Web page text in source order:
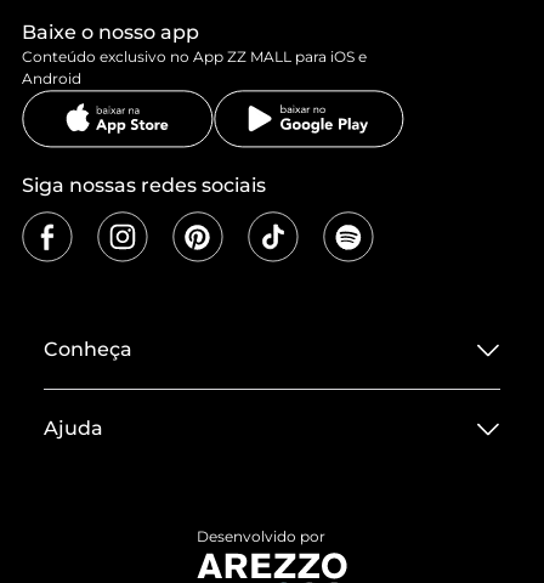
Baixe o nosso app
Conteúdo exclusivo no App ZZ MALL para iOS e
Android
Siga nossas redes sociais
Conheça
Termos de Uso
Ajuda
Devolução do Produto
Desenvolvido por